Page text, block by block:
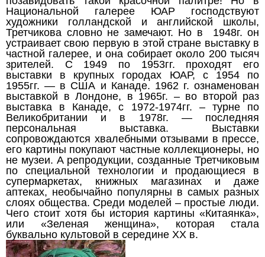
Национальной галерее ЮАР господствуют
художники голландской и английской школы,
Третчикова словно не замечают. Но в 1948г. он
устраивает свою первую в этой стране выставку в
частной галерее, и она собирает около 200 тысяч
зрителей. С 1949 по 1953гг. проходят его
выставки в крупных городах ЮАР, с 1954 по
1955гг. — в США и Канаде. 1962 г. ознаменован
выставкой в Лондоне, в 1965г. – во второй раз
выставка в Канаде, с 1972-1974гг. – турне по
Великобритании и в 1978г. — последняя
персональная выставка. Выставки
сопровождаются хвалебными отзывами в прессе,
его картины покупают частные коллекционеры, но
не музеи. А репродукции, созданные Третчиковым
по специальной технологии и продающиеся в
супермаркетах, книжных магазинах и даже
аптеках, необычайно популярны в самых разных
слоях общества. Среди моделей – простые люди.
Чего стоит хотя бы история картины «Китаянка»,
или «Зеленая женщина», которая стала
буквально культовой в середине ХХ в.